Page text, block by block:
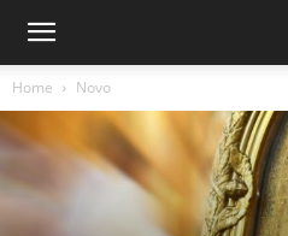
Home Novo